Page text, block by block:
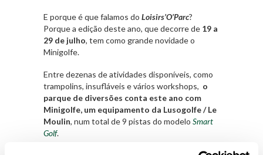
E porque é que falamos do Loisirs’O’Parc?
Porque a edição deste ano, que decorre de 19 a
29 de julho, tem como grande novidade o
Minigolfe.
Entre dezenas de atividades disponíveis, como
trampolins, insufláveis e vários workshops, o
parque de diversões conta este ano com
Minigolfe, um equipamento da Lusogolfe / Le
Moulin, num total de 9 pistas do modelo Smart
Golf.